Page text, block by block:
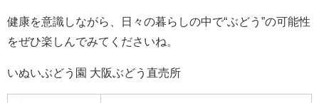
健康を意識しながら、日々の暮らしの中で“ぶどう”の可能性
をぜひ楽しんでみてくださいね。
いぬいぶどう園 大阪ぶどう直売所